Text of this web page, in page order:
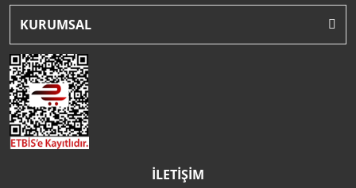
KURUMSAL
İLETİŞİM